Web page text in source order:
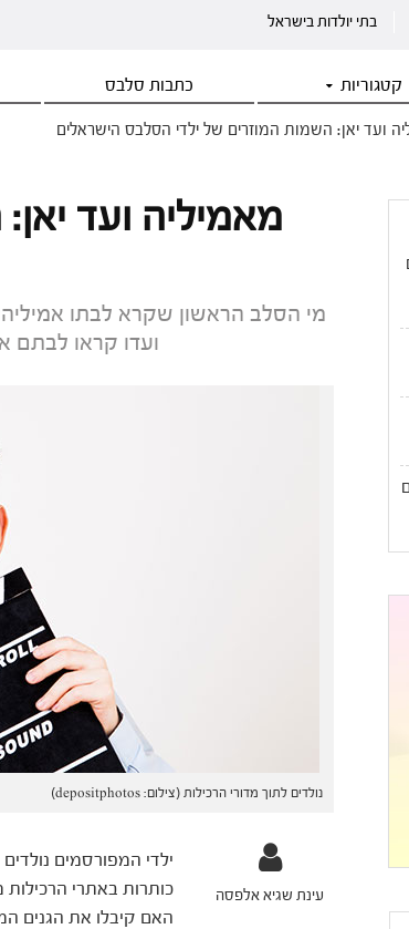
בתי יולדות בישראל
קטגוריות כתבות סלבס
ועד יאן: השמות המוזרים של ילדי הסלבס הישראלים
מאמיליה ועד
מי הסלב הראשון שקרא לבתו
ועדו קראו לבתם
נולדים לתוך מדורי הרכילות (צילום: depositphotos)
עינת שגיא אלפסה
ילדי המפורסמים
כותרות באתרי
האם קיבלו את הגנים